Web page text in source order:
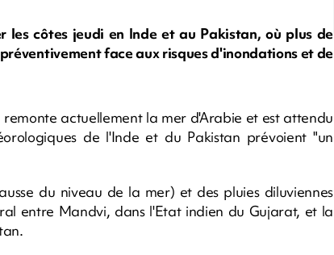
les côtes jeudi en Inde et au Pakistan, où plus de
face aux risques d'inondations et de
actuellement la mer d'Arabie et est attendu
de l'Inde et du Pakistan prévoient "un
du niveau de la mer) et des pluies diluviennes
entre Mandvi, dans l'Etat indien du Gujarat, et la